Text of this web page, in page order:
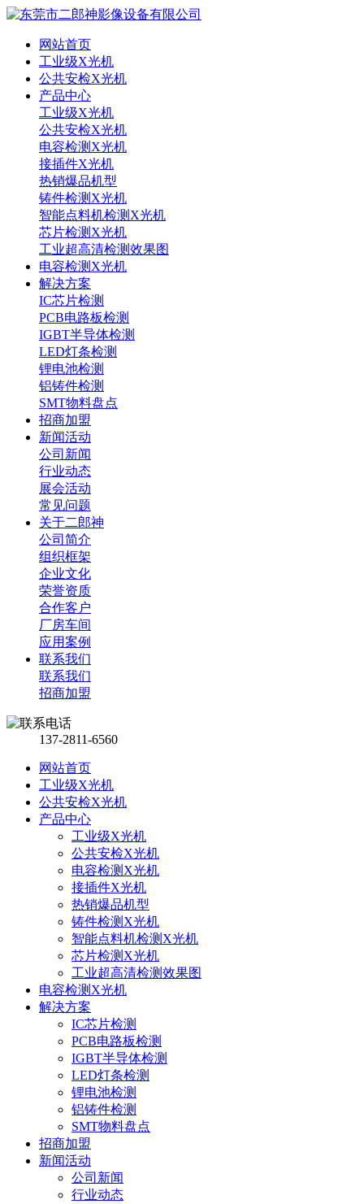
网站首页
工业级X光机
公共安检X光机
产品中心
工业级X光机
公共安检X光机
电容检测X光机
接插件X光机
热销爆品机型
铸件检测X光机
智能点料机检测X光机
芯片检测X光机
工业超高清检测效果图
电容检测X光机
解决方案
IC芯片检测
PCB电路板检测
IGBT半导体检测
LED灯条检测
锂电池检测
铝铸件检测
SMT物料盘点
招商加盟
新闻活动
公司新闻
行业动态
展会活动
常见问题
关于二郎神
公司简介
组织框架
企业文化
荣誉资质
合作客户
厂房车间
应用案例
联系我们
联系我们
招商加盟
137-2811-6560
网站首页
工业级X光机
公共安检X光机
产品中心
工业级X光机
公共安检X光机
电容检测X光机
接插件X光机
热销爆品机型
铸件检测X光机
智能点料机检测X光机
芯片检测X光机
工业超高清检测效果图
电容检测X光机
解决方案
IC芯片检测
PCB电路板检测
IGBT半导体检测
LED灯条检测
锂电池检测
铝铸件检测
SMT物料盘点
招商加盟
新闻活动
公司新闻
行业动态